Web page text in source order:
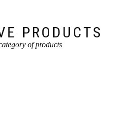
PRODUCTS
of products